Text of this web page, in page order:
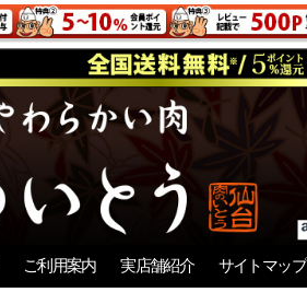
ご利用案内 実店舗紹介 サイトマップ